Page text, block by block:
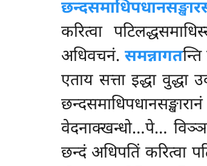
करित्वा
अधिवचनं. समन्नागत
एताय सत्ता इद्धा वुद्धा
वेदनाक्खन्धो…पे…
छन्दं अधिपतिं करित्वा